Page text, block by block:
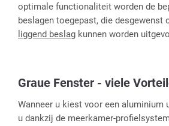
optimale functionaliteit worden de
beslagen toegepast, die desgewenst
liggend beslag kunnen worden
Graue Fenster - viele
Wanneer u kiest voor een aluminium
u dankzij de meerkamer-